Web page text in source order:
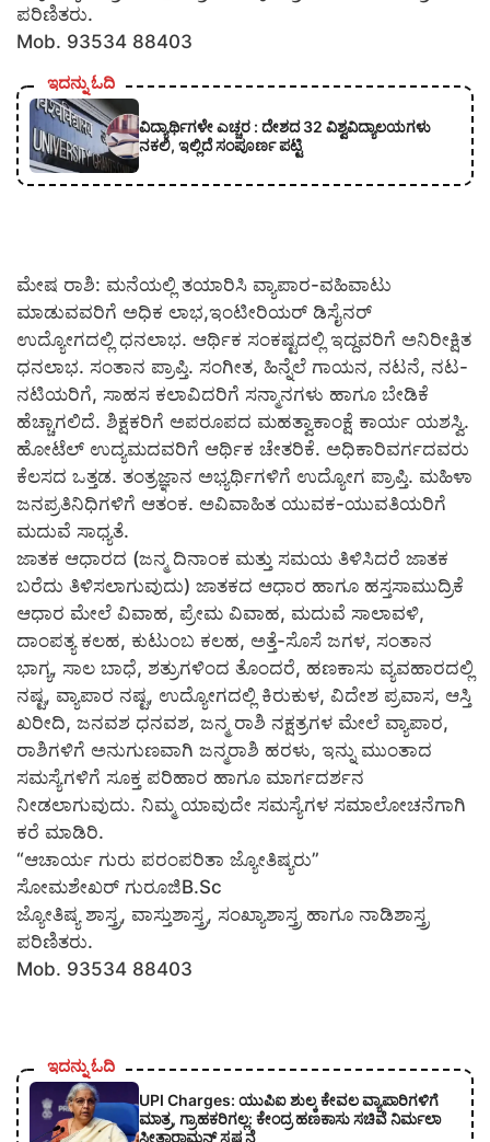
ಪರಿಣಿತರು.
Mob. 93534 88403
ಇದನ್ನು ಓದಿ
ವಿದ್ಯಾರ್ಥಿಗಳೇ ಎಚ್ಚರ : ದೇಶದ 32 ವಿಶ್ವವಿದ್ಯಾಲಯಗಳು
ನಕಲಿ, ಇಲ್ಲಿದೆ ಸಂಪೂರ್ಣ ಪಟ್ಟಿ
ಮೇಷ ರಾಶಿ: ಮನೆಯಲ್ಲಿ ತಯಾರಿಸಿ ವ್ಯಾಪಾರ-ವಹಿವಾಟು
ಮಾಡುವವರಿಗೆ ಅಧಿಕ ಲಾಭ,ಇಂಟೀರಿಯರ್ ಡಿಸೈನರ್
ಉದ್ಯೋಗದಲ್ಲಿ ಧನಲಾಭ. ಆರ್ಥಿಕ ಸಂಕಷ್ಟದಲ್ಲಿ ಇದ್ದವರಿಗೆ ಅನಿರೀಕ್ಷಿತ
ಧನಲಾಭ. ಸಂತಾನ ಪ್ರಾಪ್ತಿ. ಸಂಗೀತ, ಹಿನ್ನೆಲೆ ಗಾಯನ, ನಟನೆ, ನಟ-
ನಟಿಯರಿಗೆ, ಸಾಹಸ ಕಲಾವಿದರಿಗೆ ಸನ್ಮಾನಗಳು ಹಾಗೂ ಬೇಡಿಕೆ
ಹೆಚ್ಚಾಗಲಿದೆ. ಶಿಕ್ಷಕರಿಗೆ ಅಪರೂಪದ ಮಹತ್ವಾಕಾಂಕ್ಷೆ ಕಾರ್ಯ ಯಶಸ್ವಿ.
ಹೋಟೆಲ್ ಉದ್ಯಮದವರಿಗೆ ಆರ್ಥಿಕ ಚೇತರಿಕೆ. ಅಧಿಕಾರಿವರ್ಗದವರು
ಕೆಲಸದ ಒತ್ತಡ. ತಂತ್ರಜ್ಞಾನ ಅಭ್ಯರ್ಥಿಗಳಿಗೆ ಉದ್ಯೋಗ ಪ್ರಾಪ್ತಿ. ಮಹಿಳಾ
ಜನಪ್ರತಿನಿಧಿಗಳಿಗೆ ಆತಂಕ. ಅವಿವಾಹಿತ ಯುವಕ-ಯುವತಿಯರಿಗೆ
ಮದುವೆ ಸಾಧ್ಯತೆ.
ಜಾತಕ ಆಧಾರದ (ಜನ್ಮ ದಿನಾಂಕ ಮತ್ತು ಸಮಯ ತಿಳಿಸಿದರೆ ಜಾತಕ
ಬರೆದು ತಿಳಿಸಲಾಗುವುದು) ಜಾತಕದ ಆಧಾರ ಹಾಗೂ ಹಸ್ತಸಾಮುದ್ರಿಕೆ
ಆಧಾರ ಮೇಲೆ ವಿವಾಹ, ಪ್ರೇಮ ವಿವಾಹ, ಮದುವೆ ಸಾಲಾವಳಿ,
ದಾಂಪತ್ಯ ಕಲಹ, ಕುಟುಂಬ ಕಲಹ, ಅತ್ತೆ-ಸೊಸೆ ಜಗಳ, ಸಂತಾನ
ಭಾಗ್ಯ, ಸಾಲ ಬಾಧೆ, ಶತ್ರುಗಳಿಂದ ತೊಂದರೆ, ಹಣಕಾಸು ವ್ಯವಹಾರದಲ್ಲಿ
ನಷ್ಟ, ವ್ಯಾಪಾರ ನಷ್ಟ, ಉದ್ಯೋಗದಲ್ಲಿ ಕಿರುಕುಳ, ವಿದೇಶ ಪ್ರವಾಸ, ಆಸ್ತಿ
ಖರೀದಿ, ಜನವಶ ಧನವಶ, ಜನ್ಮ ರಾಶಿ ನಕ್ಷತ್ರಗಳ ಮೇಲೆ ವ್ಯಾಪಾರ,
ರಾಶಿಗಳಿಗೆ ಅನುಗುಣವಾಗಿ ಜನ್ಮರಾಶಿ ಹರಳು, ಇನ್ನು ಮುಂತಾದ
ಸಮಸ್ಯೆಗಳಿಗೆ ಸೂಕ್ತ ಪರಿಹಾರ ಹಾಗೂ ಮಾರ್ಗದರ್ಶನ
ನೀಡಲಾಗುವುದು. ನಿಮ್ಮ ಯಾವುದೇ ಸಮಸ್ಯೆಗಳ ಸಮಾಲೋಚನೆಗಾಗಿ
ಕರೆ ಮಾಡಿರಿ.
“ಆಚಾರ್ಯ ಗುರು ಪರಂಪರಿತಾ ಜ್ಯೋತಿಷ್ಯರು”
ಸೋಮಶೇಖರ್ ಗುರೂಜಿB.Sc
ಜ್ಯೋತಿಷ್ಯ ಶಾಸ್ತ್ರ, ವಾಸ್ತುಶಾಸ್ತ್ರ, ಸಂಖ್ಯಾಶಾಸ್ತ್ರ ಹಾಗೂ ನಾಡಿಶಾಸ್ತ್ರ
ಪರಿಣಿತರು.
Mob. 93534 88403
ಇದನ್ನು ಓದಿ
UPI Charges: ಯುಪಿಐ ಶುಲ್ಕ ಕೇವಲ ವ್ಯಾಪಾರಿಗಳಿಗೆ
ಮಾತ್ರ, ಗ್ರಾಹಕರಿಗಲ್ಲ: ಕೇಂದ್ರ ಹಣಕಾಸು ಸಚಿವೆ ನಿರ್ಮಲಾ
ಸೀತಾರಾಮನ್ ಸ್ಪಷ್ಟನೆ